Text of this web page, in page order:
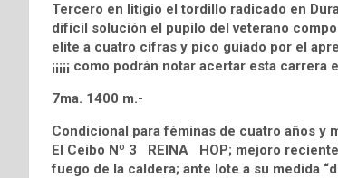
Tercero en litigio el tordillo radicado en
difícil solución el pupilo del veterano
elite a cuatro cifras y pico guiado por el
¡¡¡¡¡ como podrán notar acertar esta carrera
7ma. 1400 m.-
Condicional para féminas de cuatro años y
El Ceibo Nº 3 REINA HOP; mejoro
fuego de la caldera; ante lote a su medida